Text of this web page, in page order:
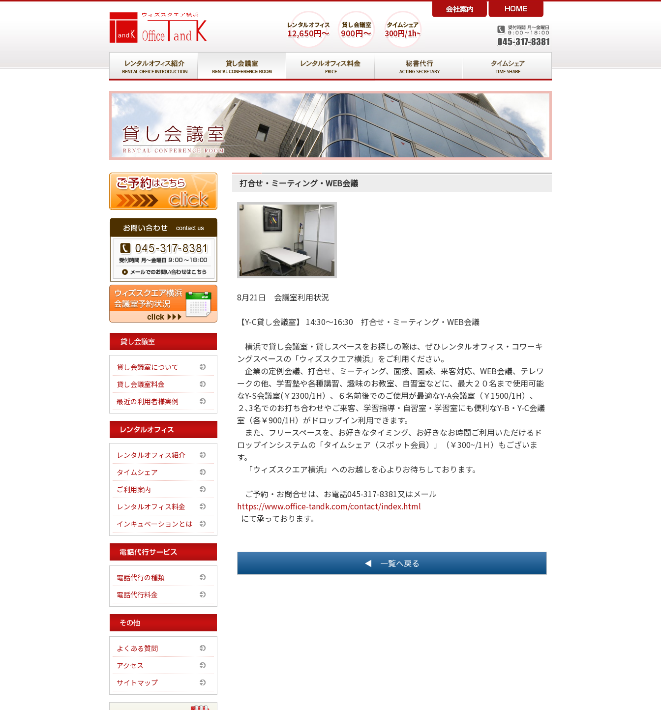
打合せ・ミーティング・WEB会議
8月21日 会議室利用状況
【Y-C貸し会議室】 14:30～16:30 打合せ・ミーティング・WEB会議
横浜で貸し会議室・貸しスペースをお探しの際は、ぜひレンタルオフィス・コワーキ
ングスペースの「ウィズスクエア横浜」をご利用ください。
企業の定例会議、打合せ、ミーティング、面接、面談、来客対応、WEB会議、テレワ
ークの他、学習塾や各種講習、趣味のお教室、自習室などに、最大２０名まで使用可能
なY-S会議室(￥2300/1H）、６名前後でのご使用が最適なY-A会議室（￥1500/1H）、
２､3名でのお打ち合わせやご来客、学習指導・自習室・学習室にも便利なY-B・Y-C会議
室（各￥900/1H）がドロップイン利用できます。
また、フリースペースを、お好きなタイミング、お好きなお時間ご利用いただけるド
ロップインシステムの「タイムシェア（スポット会員）」（￥300~/1Ｈ）もございま
す。
「ウィズスクエア横浜」へのお越しを心よりお待ちしております。
ご予約・お問合せは、お電話045-317-8381又はメール
https://www.office-tandk.com/contact/index.html
にて承っております。
◀ 一覧へ戻る
貸し会議室について
貸し会議室料金
最近の利用者様実例
レンタルオフィス紹介
タイムシェア
ご利用案内
レンタルオフィス料金
インキュベーションとは
電話代行の種類
電話代行料金
よくある質問
アクセス
サイトマップ